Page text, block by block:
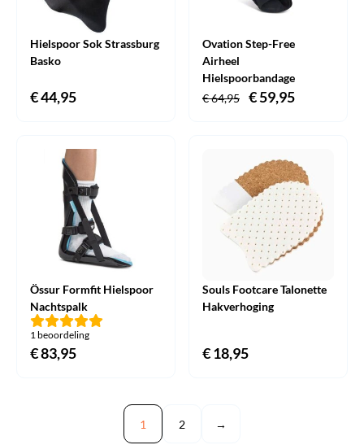
Hielspoor Sok Strassburg
Basko
€44,95
Ovation Step-Free
Airheel
Hielspoorbandage
€64,95
Oorspronkelijke
€ 64,95.
€59,95
€ 59,95.
Össur Formfit Hielspoor
Nachtspalk
1 beoordeling
€83,95
Souls Footcare Talonette
Hakverhoging
€18,95
1 2 →